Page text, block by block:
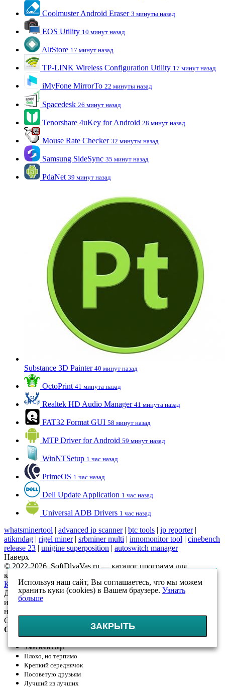
Coolmuster Android Eraser 3 минуты назад
EOS Utility 10 минут назад
AltStore 17 минут назад
TP-LINK Wireless Configuration Utility 17 минут назад
iMyFone MirrorTo 22 минуты назад
Spacedesk 26 минут назад
Tenorshare 4uKey for Android 28 минут назад
Mouse Rate Checker 32 минуты назад
Samsung SideSync 35 минут назад
PdaNet 39 минут назад
Substance 3D Painter 40 минут назад
OctoPrint 41 минута назад
Realtek HD Audio Manager 41 минута назад
FAT32 Format GUI 58 минут назад
MTP Driver for Android 59 минут назад
WinNTSetup 1 час назад
PrimeOS 1 час назад
Dell Update Application 1 час назад
Universal ADB Drivers 1 час назад
whatsminertool | advanced ip scanner| btc tools | ip reporter|
atikmdag | rigel miner| srbminer multi | innomonitor tool | cinebench
release 23 | unigine superposition | autoswitch manager
Наверх
© 2022-2026, SoftDlyaVas.ru — каталог программ для
компьютера.
Карта сайта
Данный интернет-сайт носит исключительно
информационный характер и ни при каких условиях
не является публичной офертой, определяемой положениями
Статьи 437 (2) ГК РФ
Оцените!
Ужасный софт
Плохо, но терпимо
Крепкий середнячок
Посоветую друзьям
Лучший из лучших
Используя наш сайт, Вы соглашаетесь, что мы можем
хранить куки (cookies) в Вашем браузере. Узнать
больше
ЗАКРЫТЬ